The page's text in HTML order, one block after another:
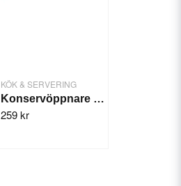
KÖK & SERVERING
Konservöppnare svart
259 kr